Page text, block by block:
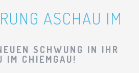
ASCHAU IM
SCHWUNG IN IHR
IM CHIEMGAU!